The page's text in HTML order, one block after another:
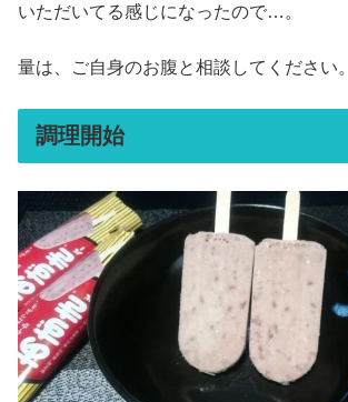
いただいてる感じになったので…。
量は、ご自身のお腹と相談してください。
調理開始